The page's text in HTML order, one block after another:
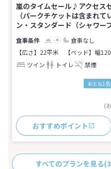
嵐のタイムセール♪アクセス
（パークチケットは含まれ
ン・スタンダード（シャワー
食事なし
【広さ】22平米
【ベッド】幅
ツイン
トイレ 禁煙
おとな1名
(
おすすめポイント
すべてのプランを見る